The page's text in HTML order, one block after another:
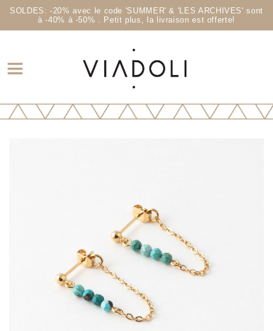
SOLDES: -20% avec le code 'SUMMER' & 'LES ARCHIVES' sont
à -40% à -50% . Petit plus, la livraison est offerte!